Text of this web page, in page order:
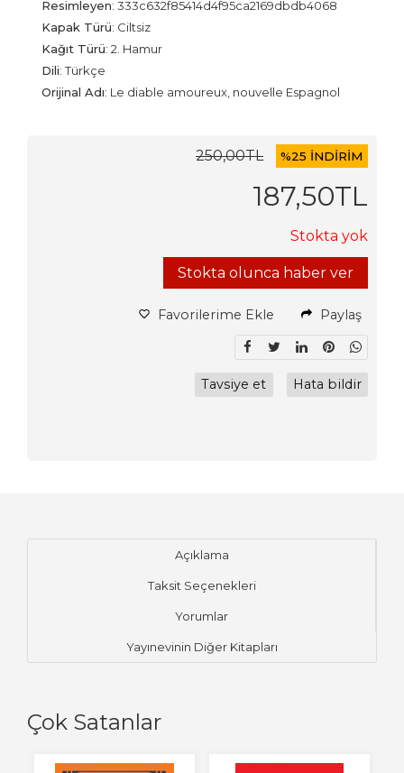
Resimleyen: 333c632f85414d4f95ca2169dbdb4068
Kapak Türü: Ciltsiz
Kağıt Türü: 2. Hamur
Dili:Türkçe
Orijinal Adı: Le diable amoureux, nouvelle Espagnol
250,00TL %25 İNDİRİM
187,50TL
Stokta yok
Stokta olunca haber ver
Favorilerime Ekle Paylaş
Tavsiye et Hata bildir
Açıklama
Taksit Seçenekleri
Yorumlar
Yayınevinin Diğer Kitapları
Çok Satanlar